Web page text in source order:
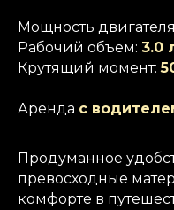
Мощность
Рабочий объем: 3.0
Крутящий момент:
Аренда с
Продуманное
превосходные
комфорте в